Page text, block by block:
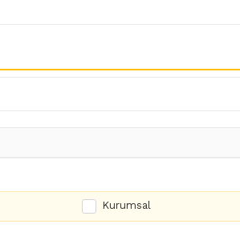
Kurumsal